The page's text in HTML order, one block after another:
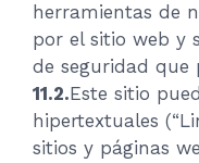
herramientas de
por el sitio web y
de seguridad que
11.2.Este sitio
hipertextuales
sitios y páginas